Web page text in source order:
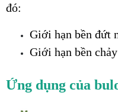
đó:
Giới hạn bền đứt
Giới hạn bền
Ứng dụng của